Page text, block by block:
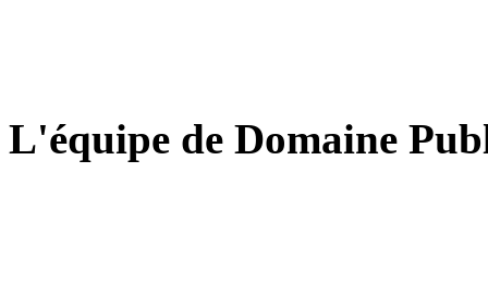
L'équipe de Domaine